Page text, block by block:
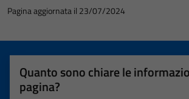
Pagina aggiornata il 23/07/2024
Quanto sono chiare le
pagina?